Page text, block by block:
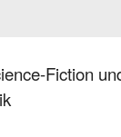
Fiction